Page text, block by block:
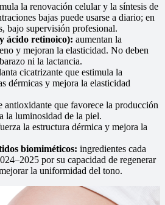
la renovación celular y la síntesis de
bajas puede usarse a diario; en
bajo supervisión profesional.
ácido retinoico): aumentan la
y mejoran la elasticidad. No deben
ni la lactancia.
cicatrizante que estimula la
dérmicas y mejora la elasticidad
antioxidante que favorece la producción
la luminosidad de la piel.
la estructura dérmica y mejora la
biomiméticos: ingredientes cada
por su capacidad de regenerar
la uniformidad del tono.